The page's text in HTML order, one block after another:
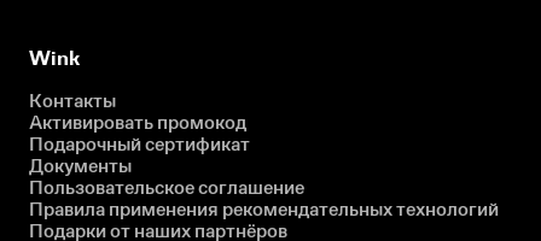
Wink
Контакты
Активировать промокод
Подарочный сертификат
Документы
Пользовательское соглашение
Правила применения рекомендательных технологий
Подарки от наших партнёров